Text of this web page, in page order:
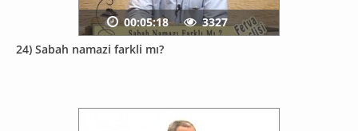
24) Sabah namazi farkli mı?
00:05:18 3327